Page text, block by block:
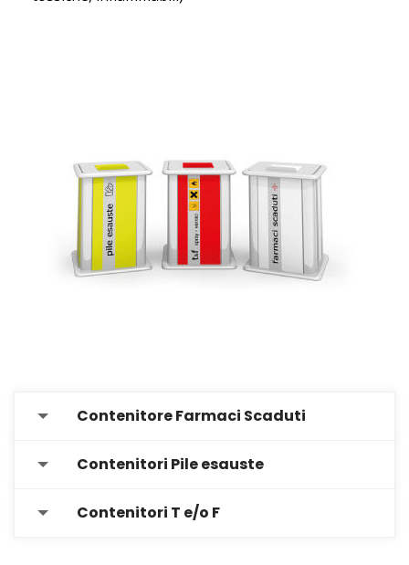
Contenitore Farmaci Scaduti
Contenitori Pile esauste
Contenitori T e/o F